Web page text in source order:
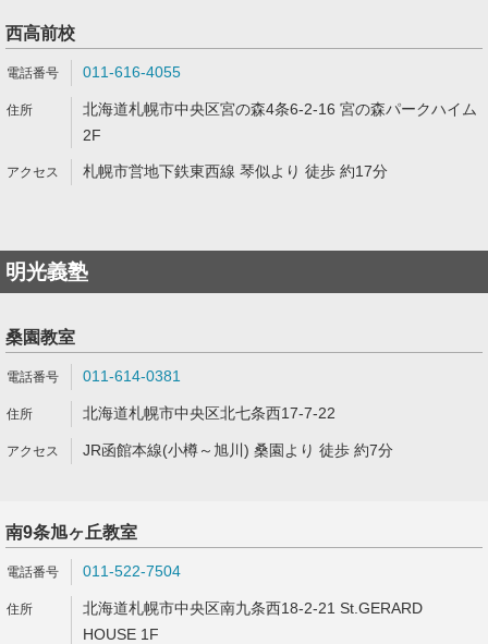
西高前校
011-616-4055
北海道札幌市中央区宮の森4条6-2-16 宮の森パークハイム
2F
札幌市営地下鉄東西線 琴似より 徒歩 約17分
明光義塾
桑園教室
011-614-0381
北海道札幌市中央区北七条西17-7-22
JR函館本線(小樽～旭川) 桑園より 徒歩 約7分
南9条旭ヶ丘教室
011-522-7504
北海道札幌市中央区南九条西18-2-21 St.GERARD
HOUSE 1F